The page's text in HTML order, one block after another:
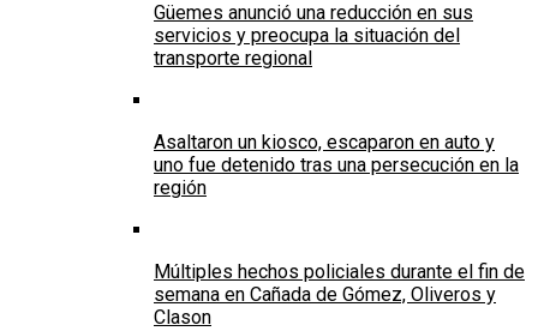
Güemes anunció una reducción en sus
servicios y preocupa la situación del
transporte regional
Asaltaron un kiosco, escaparon en auto y
uno fue detenido tras una persecución en la
región
Múltiples hechos policiales durante el fin de
semana en Cañada de Gómez, Oliveros y
Clason